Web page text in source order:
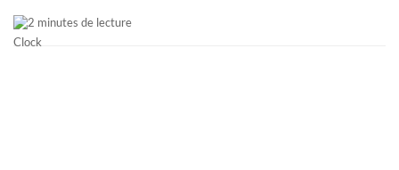
2 minutes de lecture